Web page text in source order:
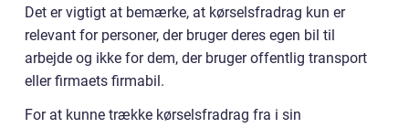
Det er vigtigt at bemærke, at kørselsfradrag kun er
relevant for personer, der bruger deres egen bil til
arbejde og ikke for dem, der bruger offentlig transport
eller firmaets firmabil.
For at kunne trække kørselsfradrag fra i sin